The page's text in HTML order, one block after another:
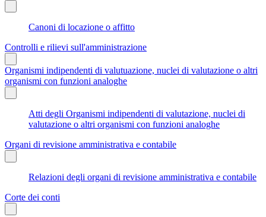
Canoni di locazione o affitto
Controlli e rilievi sull'amministrazione
Organismi indipendenti di valutuazione, nuclei di valutazione o altri
organismi con funzioni analoghe
Atti degli Organismi indipendenti di valutazione, nuclei di
valutazione o altri organismi con funzioni analoghe
Organi di revisione amministrativa e contabile
Relazioni degli organi di revisione amministrativa e contabile
Corte dei conti